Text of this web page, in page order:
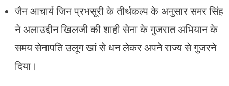
जैन आचार्य जिन प्रभसूरी के तीर्थकल्प के अनुसार समर सिंह
ने अलाउद्दीन खिलजी की शाही सेना के गुजरात अभियान के
समय सेनापति उलूग खां से धन लेकर अपने राज्य से गुजरने
दिया।